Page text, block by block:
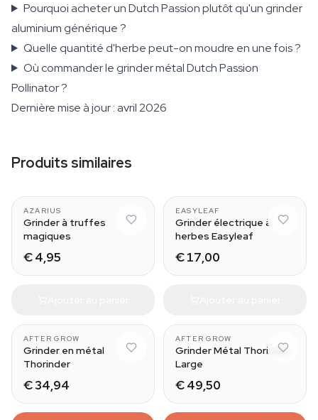
Pourquoi acheter un Dutch Passion plutôt qu'un grinder
aluminium générique ?
Quelle quantité d'herbe peut-on moudre en une fois ?
Où commander le grinder métal Dutch Passion
Pollinator ?
Dernière mise à jour : avril 2026
Produits similaires
AZARIUS
Grinder à truffes
magiques
€ 4,95
EASYLEAF
Grinder électrique à
herbes Easyleaf
€ 17,00
AFTER GROW
Grinder en métal
Thorinder
€ 34,94
AFTER GROW
Grinder Métal Thorinder
Large
€ 49,50